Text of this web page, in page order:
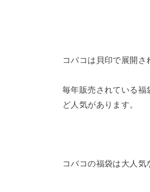
コバコは貝印で展開さ
毎年販売されている福
ど人気があります。
コバコの福袋は大人気